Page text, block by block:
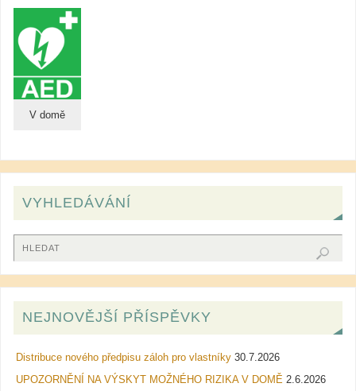
V domě
VYHLEDÁVÁNÍ
NEJNOVĚJŠÍ PŘÍSPĚVKY
Distribuce nového předpisu záloh pro vlastníky 30.7.2026
UPOZORNĚNÍ NA VÝSKYT MOŽNÉHO RIZIKA V DOMĚ 2.6.2026